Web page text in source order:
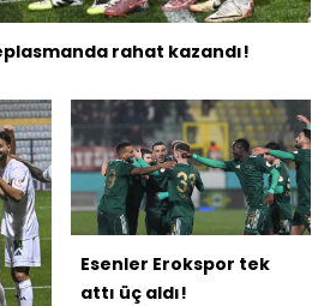
rahat kazandı!
Esenler Erokspor tek
attı üç aldı!